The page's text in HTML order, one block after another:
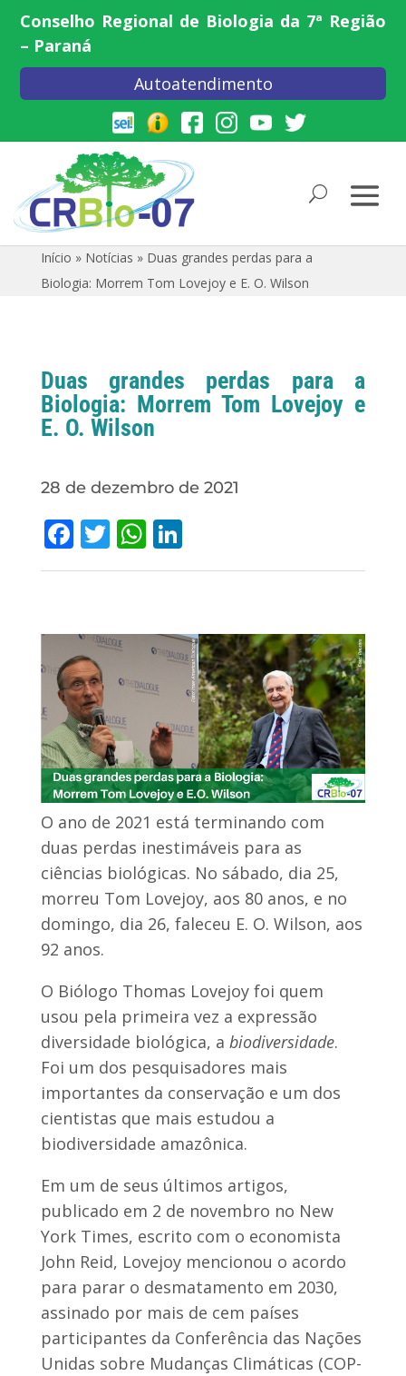
Conselho Regional de Biologia da 7ª Região
– Paraná
Autoatendimento
Início » Notícias » Duas grandes perdas para a
Biologia: Morrem Tom Lovejoy e E. O. Wilson
Duas grandes perdas para a
Biologia: Morrem Tom Lovejoy e
E. O. Wilson
28 de dezembro de 2021
Facebook
Twitter
WhatsApp
LinkedIn
O ano de 2021 está terminando com
duas perdas inestimáveis para as
ciências biológicas. No sábado, dia 25,
morreu Tom Lovejoy, aos 80 anos, e no
domingo, dia 26, faleceu E. O. Wilson, aos
92 anos.
O Biólogo Thomas Lovejoy foi quem
usou pela primeira vez a expressão
diversidade biológica, a biodiversidade.
Foi um dos pesquisadores mais
importantes da conservação e um dos
cientistas que mais estudou a
biodiversidade amazônica.
Em um de seus últimos artigos,
publicado em 2 de novembro no New
York Times, escrito com o economista
John Reid, Lovejoy mencionou o acordo
para parar o desmatamento em 2030,
assinado por mais de cem países
participantes da Conferência das Nações
Unidas sobre Mudanças Climáticas (COP-